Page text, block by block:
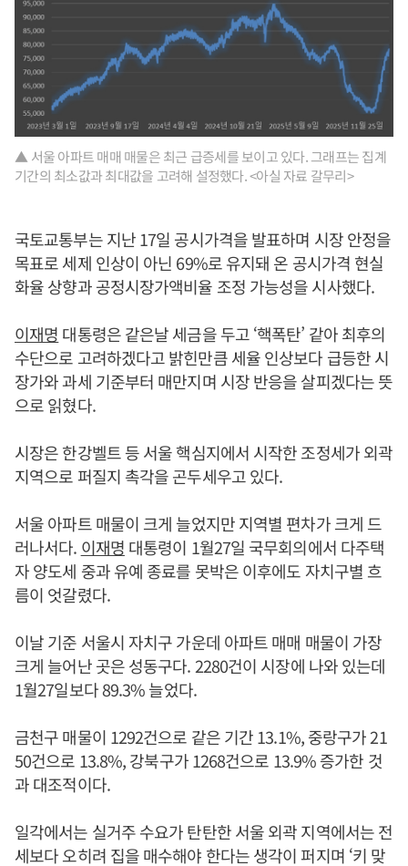
▲ 서울 아파트 매매 매물은 최근 급증세를 보이고 있다. 그래프는 집계
기간의 최소값과 최대값을 고려해 설정했다. <아실 자료 갈무리>
국토교통부는 지난 17일 공시가격을 발표하며 시장 안정을
목표로 세제 인상이 아닌 69%로 유지돼 온 공시가격 현실
화율 상향과 공정시장가액비율 조정 가능성을 시사했다.
이재명 대통령은 같은날 세금을 두고 ‘핵폭탄’ 같아 최후의
수단으로 고려하겠다고 밝힌만큼 세율 인상보다 급등한 시
장가와 과세 기준부터 매만지며 시장 반응을 살피겠다는 뜻
으로 읽혔다.
시장은 한강벨트 등 서울 핵심지에서 시작한 조정세가 외곽
지역으로 퍼질지 촉각을 곤두세우고 있다.
서울 아파트 매물이 크게 늘었지만 지역별 편차가 크게 드
러나서다. 이재명 대통령이 1월27일 국무회의에서 다주택
자 양도세 중과 유예 종료를 못박은 이후에도 자치구별 흐
름이 엇갈렸다.
이날 기준 서울시 자치구 가운데 아파트 매매 매물이 가장
크게 늘어난 곳은 성동구다. 2280건이 시장에 나와 있는데
1월27일보다 89.3% 늘었다.
금천구 매물이 1292건으로 같은 기간 13.1%, 중랑구가 21
50건으로 13.8%, 강북구가 1268건으로 13.9% 증가한 것
과 대조적이다.
일각에서는 실거주 수요가 탄탄한 서울 외곽 지역에서는 전
세보다 오히려 집을 매수해야 한다는 생각이 퍼지며 ‘키 맞